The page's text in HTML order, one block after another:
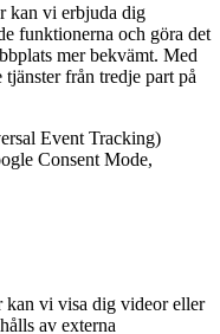
kan vi erbjuda dig
funktionerna och göra det
mer bekvämt. Med
från tredje part på
Event Tracking)
Consent Mode,
kan vi visa dig videor eller
av externa